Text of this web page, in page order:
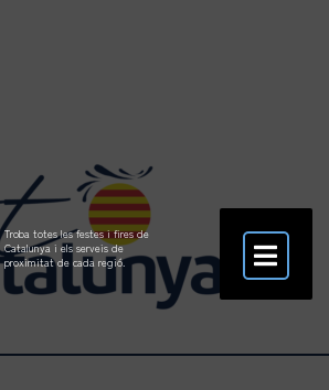
Troba totes les festes i fires de
Catalunya i els serveis de
proximitat de cada regió.